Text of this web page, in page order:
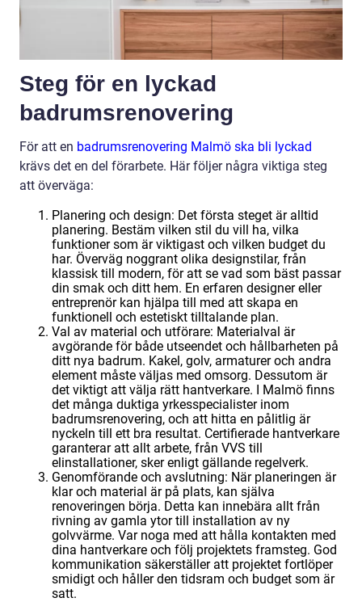
Steg för en lyckad
badrumsrenovering
För att en badrumsrenovering Malmö ska bli lyckad
krävs det en del förarbete. Här följer några viktiga steg
att överväga:
Planering och design: Det första steget är alltid
planering. Bestäm vilken stil du vill ha, vilka
funktioner som är viktigast och vilken budget du
har. Överväg noggrant olika designstilar, från
klassisk till modern, för att se vad som bäst passar
din smak och ditt hem. En erfaren designer eller
entreprenör kan hjälpa till med att skapa en
funktionell och estetiskt tilltalande plan.
Val av material och utförare: Materialval är
avgörande för både utseendet och hållbarheten på
ditt nya badrum. Kakel, golv, armaturer och andra
element måste väljas med omsorg. Dessutom är
det viktigt att välja rätt hantverkare. I Malmö finns
det många duktiga yrkesspecialister inom
badrumsrenovering, och att hitta en pålitlig är
nyckeln till ett bra resultat. Certifierade hantverkare
garanterar att allt arbete, från VVS till
elinstallationer, sker enligt gällande regelverk.
Genomförande och avslutning: När planeringen är
klar och material är på plats, kan själva
renoveringen börja. Detta kan innebära allt från
rivning av gamla ytor till installation av ny
golvvärme. Var noga med att hålla kontakten med
dina hantverkare och följ projektets framsteg. God
kommunikation säkerställer att projektet fortlöper
smidigt och håller den tidsram och budget som är
satt.